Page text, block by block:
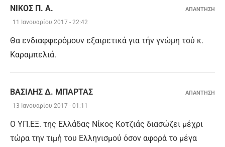
ΝΊΚΟΣ Π. Α.
11 Ιανουαρίου 2017 - 22:42
Θα ενδιαφφερόμουν εξαιρετικά για τήν γνώμη τού κ.
Καραμπελιά.
ΑΠΑΝΤΗΣΗ
ΒΑΣΊΛΗΣ Δ. ΜΠΑΡΤΆΣ
13 Ιανουαρίου 2017 - 01:11
Ο ΥΠ.ΕΞ. της Ελλάδας Νίκος Κοτζιάς διασώζει μέχρι
τώρα την τιμή του Ελληνισμού όσον αφορά το μέγα
ΑΠΑΝΤΗΣΗ